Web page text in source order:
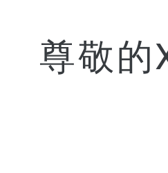
尊敬